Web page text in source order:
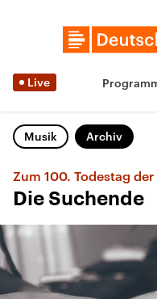
Live
Musik Archiv
Zum 100. Todestag
Die Suchende